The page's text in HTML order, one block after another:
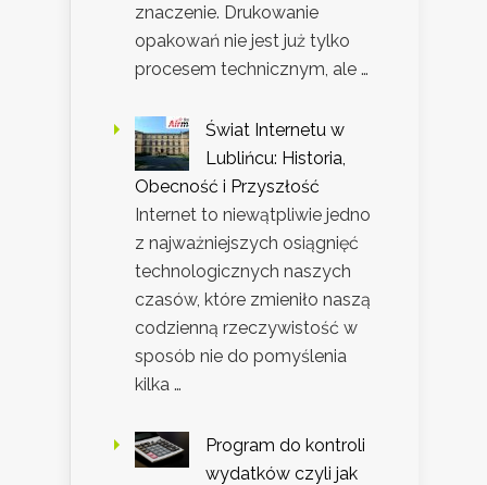
znaczenie. Drukowanie
opakowań nie jest już tylko
procesem technicznym, ale …
Świat Internetu w
Lublińcu: Historia,
Obecność i Przyszłość
Internet to niewątpliwie jedno
z najważniejszych osiągnięć
technologicznych naszych
czasów, które zmieniło naszą
codzienną rzeczywistość w
sposób nie do pomyślenia
kilka …
Program do kontroli
wydatków czyli jak